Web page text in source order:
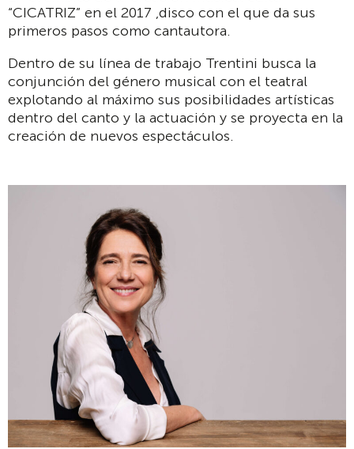
“CICATRIZ” en el 2017 ,disco con el que da sus
primeros pasos como cantautora.
Dentro de su línea de trabajo Trentini busca la
conjunción del género musical con el teatral
explotando al máximo sus posibilidades artísticas
dentro del canto y la actuación y se proyecta en la
creación de nuevos espectáculos.